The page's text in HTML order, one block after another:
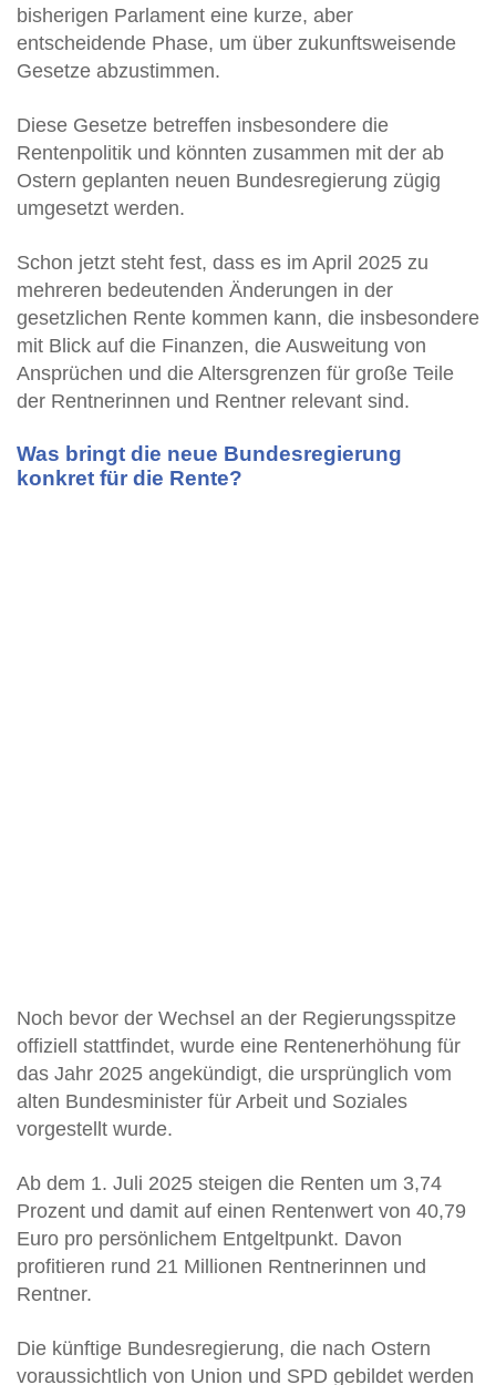
bisherigen Parlament eine kurze, aber
entscheidende Phase, um über zukunftsweisende
Gesetze abzustimmen.
Diese Gesetze betreffen insbesondere die
Rentenpolitik und könnten zusammen mit der ab
Ostern geplanten neuen Bundesregierung zügig
umgesetzt werden.
Schon jetzt steht fest, dass es im April 2025 zu
mehreren bedeutenden Änderungen in der
gesetzlichen Rente kommen kann, die insbesondere
mit Blick auf die Finanzen, die Ausweitung von
Ansprüchen und die Altersgrenzen für große Teile
der Rentnerinnen und Rentner relevant sind.
Was bringt die neue Bundesregierung
konkret für die Rente?
Noch bevor der Wechsel an der Regierungsspitze
offiziell stattfindet, wurde eine Rentenerhöhung für
das Jahr 2025 angekündigt, die ursprünglich vom
alten Bundesminister für Arbeit und Soziales
vorgestellt wurde.
Ab dem 1. Juli 2025 steigen die Renten um 3,74
Prozent und damit auf einen Rentenwert von 40,79
Euro pro persönlichem Entgeltpunkt. Davon
profitieren rund 21 Millionen Rentnerinnen und
Rentner.
Die künftige Bundesregierung, die nach Ostern
voraussichtlich von Union und SPD gebildet werden